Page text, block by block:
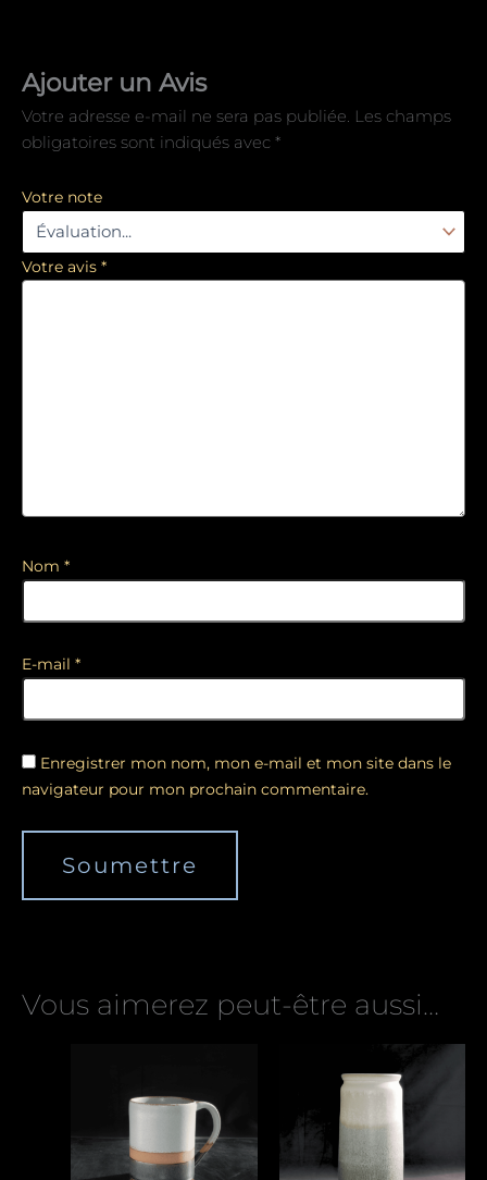
Ajouter un Avis
Votre adresse e-mail ne sera pas publiée. Les champs
obligatoires sont indiqués avec *
Votre note
Votre avis *
Nom *
E-mail *
Enregistrer mon nom, mon e-mail et mon site dans le
navigateur pour mon prochain commentaire.
Vous aimerez peut-être aussi…